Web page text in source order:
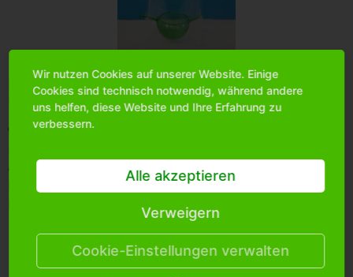
Bittemelden Sie sich an, um mehr Informationen über das
Produkt zu erhalten.
Merken
Artikel-Nr.:
44
24
Wir nutzen Cookies auf unserer Website. Einige
Cookies sind technisch notwendig, während andere
uns helfen, diese Website und Ihre Erfahrung zu
verbessern.
Alle akzeptieren
Verweigern
Cookie-Einstellungen verwalten